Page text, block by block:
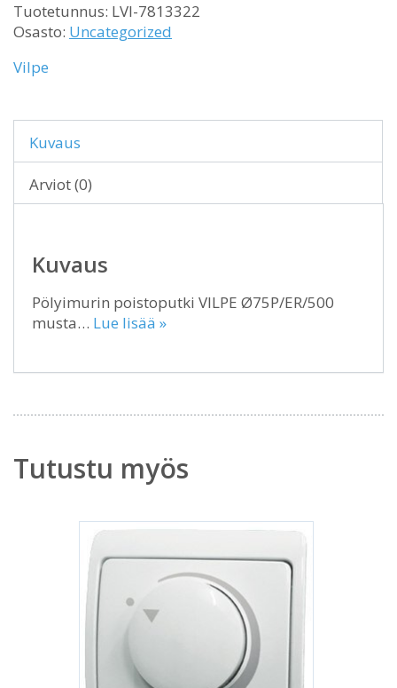
Tuotetunnus: LVI-7813322
Osasto: Uncategorized
Vilpe
Kuvaus
Arviot (0)
Kuvaus
Pölyimurin poistoputki VILPE Ø75P/ER/500
musta… Lue lisää »
Tutustu myös